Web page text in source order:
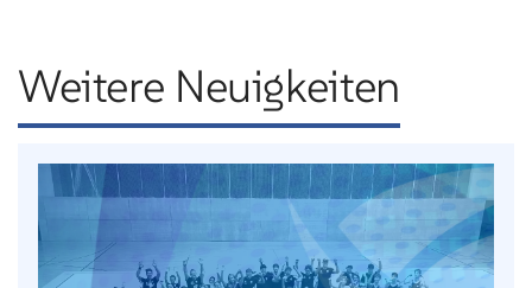
Weitere Neuigkeiten